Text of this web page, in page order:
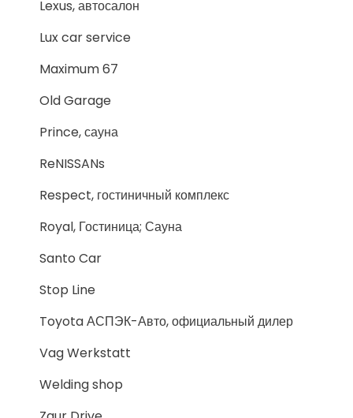
Lexus, автосалон
Lux car service
Maximum 67
Old Garage
Prince, сауна
ReNISSANs
Respect, гостиничный комплекс
Royal, Гостиница; Сауна
Santo Car
Stop Line
Toyota АСПЭК-Авто, официальный дилер
Vag Werkstatt
Welding shop